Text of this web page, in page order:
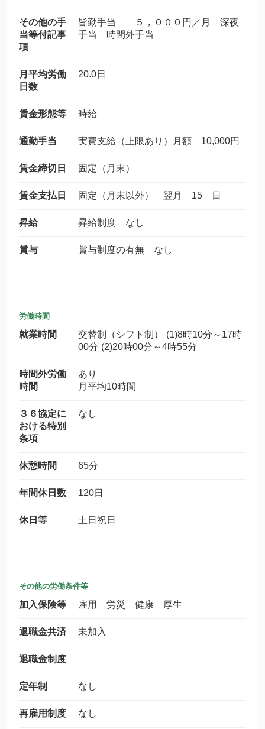
その他の手
当等付記事
項
皆勤手当 ５，０００円／月 深夜
手当 時間外手当
月平均労働
日数
20.0日
賃金形態等 時給
通勤手当 実費支給（上限あり）月額 10,000円
賃金締切日 固定（月末）
賃金支払日 固定（月末以外） 翌月 15 日
昇給 昇給制度 なし
賞与 賞与制度の有無 なし
労働時間
就業時間
交替制（シフト制） (1)8時10分～17時
00分 (2)20時00分～4時55分
時間外労働
時間
あり
月平均10時間
３６協定に
おける特別
条項
なし
休憩時間 65分
年間休日数 120日
休日等 土日祝日
その他の労働条件等
加入保険等 雇用 労災 健康 厚生
退職金共済 未加入
退職金制度
定年制 なし
再雇用制度 なし